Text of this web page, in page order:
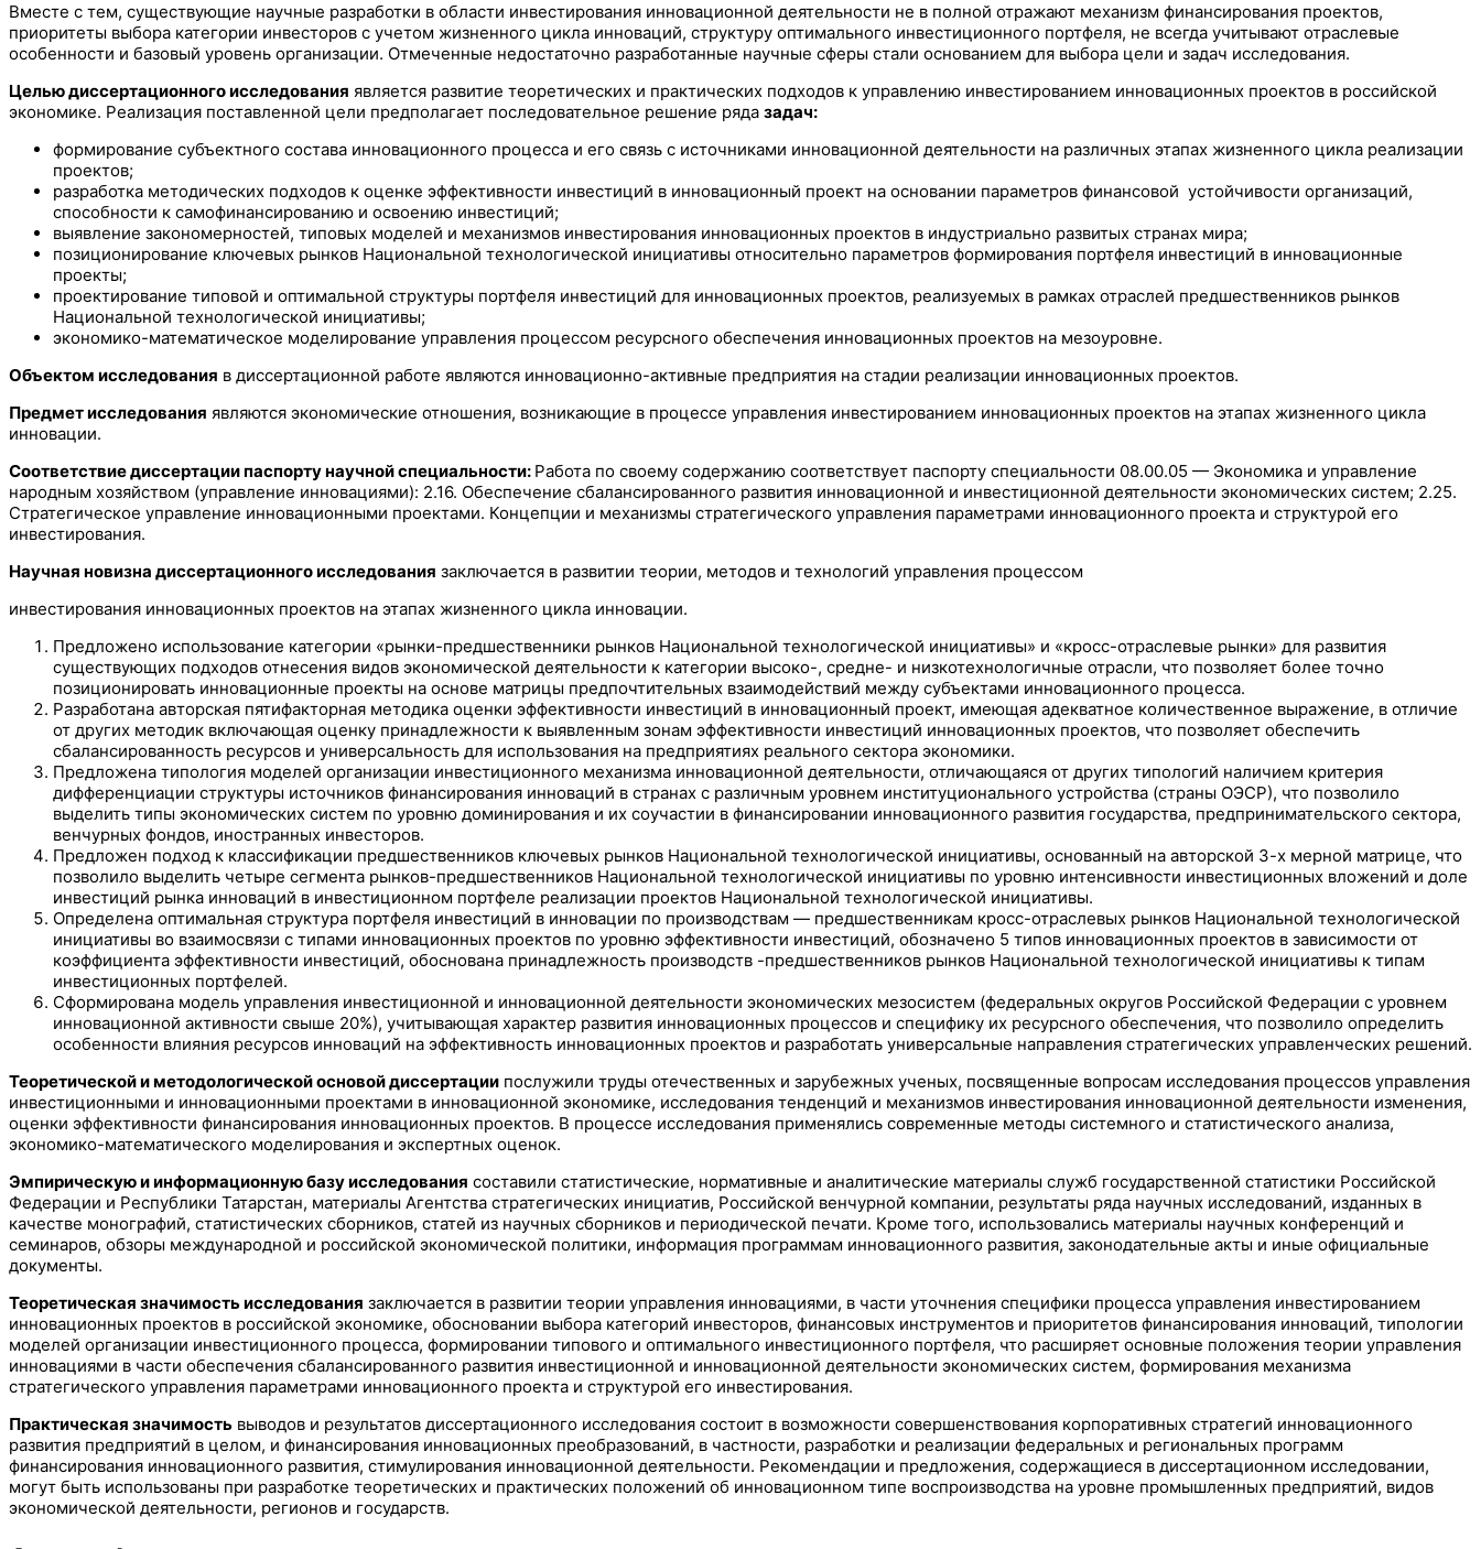
Вместе с тем, существующие научные разработки в области инвестирования инновационной деятельности не в полной отражают механизм финансирования проектов,
приоритеты выбора категории инвесторов с учетом жизненного цикла инноваций, структуру оптимального инвестиционного портфеля, не всегда учитывают отраслевые
особенности и базовый уровень организации. Отмеченные недостаточно разработанные научные сферы стали основанием для выбора цели и задач исследования.
Целью диссертационного исследования является развитие теоретических и практических подходов к управлению инвестированием инновационных проектов в российской
экономике. Реализация поставленной цели предполагает последовательное решение ряда задач:
формирование субъектного состава инновационного процесса и его связь с источниками инновационной деятельности на различных этапах жизненного цикла реализации
проектов;
разработка методических подходов к оценке эффективности инвестиций в инновационный проект на основании параметров финансовой устойчивости организаций,
способности к самофинансированию и освоению инвестиций;
выявление закономерностей, типовых моделей и механизмов инвестирования инновационных проектов в индустриально развитых странах мира;
позиционирование ключевых рынков Национальной технологической инициативы относительно параметров формирования портфеля инвестиций в инновационные
проекты;
проектирование типовой и оптимальной структуры портфеля инвестиций для инновационных проектов, реализуемых в рамках отраслей предшественников рынков
Национальной технологической инициативы;
экономико-математическое моделирование управления процессом ресурсного обеспечения инновационных проектов на мезоуровне.
Объектом исследования в диссертационной работе являются инновационно-активные предприятия на стадии реализации инновационных проектов.
Предмет исследования являются экономические отношения, возникающие в процессе управления инвестированием инновационных проектов на этапах жизненного цикла
инновации.
Соответствие диссертации паспорту научной специальности: Работа по своему содержанию соответствует паспорту специальности 08.00.05 — Экономика и управление
народным хозяйством (управление инновациями): 2.16. Обеспечение сбалансированного развития инновационной и инвестиционной деятельности экономических систем; 2.25.
Стратегическое управление инновационными проектами. Концепции и механизмы стратегического управления параметрами инновационного проекта и структурой его
инвестирования.
Научная новизна диссертационного исследования заключается в развитии теории, методов и технологий управления процессом
инвестирования инновационных проектов на этапах жизненного цикла инновации.
Предложено использование категории «рынки-предшественники рынков Национальной технологической инициативы» и «кросс-отраслевые рынки» для развития
существующих подходов отнесения видов экономической деятельности к категории высоко-, средне- и низкотехнологичные отрасли, что позволяет более точно
позиционировать инновационные проекты на основе матрицы предпочтительных взаимодействий между субъектами инновационного процесса.
Разработана авторская пятифакторная методика оценки эффективности инвестиций в инновационный проект, имеющая адекватное количественное выражение, в отличие
от других методик включающая оценку принадлежности к выявленным зонам эффективности инвестиций инновационных проектов, что позволяет обеспечить
сбалансированность ресурсов и универсальность для использования на предприятиях реального сектора экономики.
Предложена типология моделей организации инвестиционного механизма инновационной деятельности, отличающаяся от других типологий наличием критерия
дифференциации структуры источников финансирования инноваций в странах с различным уровнем институционального устройства (страны ОЭСР), что позволило
выделить типы экономических систем по уровню доминирования и их соучастии в финансировании инновационного развития государства, предпринимательского сектора,
венчурных фондов, иностранных инвесторов.
Предложен подход к классификации предшественников ключевых рынков Национальной технологической инициативы, основанный на авторской 3-х мерной матрице, что
позволило выделить четыре сегмента рынков-предшественников Национальной технологической инициативы по уровню интенсивности инвестиционных вложений и доле
инвестиций рынка инноваций в инвестиционном портфеле реализации проектов Национальной технологической инициативы.
Определена оптимальная структура портфеля инвестиций в инновации по производствам — предшественникам кросс-отраслевых рынков Национальной технологической
инициативы во взаимосвязи с типами инновационных проектов по уровню эффективности инвестиций, обозначено 5 типов инновационных проектов в зависимости от
коэффициента эффективности инвестиций, обоснована принадлежность производств -предшественников рынков Национальной технологической инициативы к типам
инвестиционных портфелей.
Сформирована модель управления инвестиционной и инновационной деятельности экономических мезосистем (федеральных округов Российской Федерации с уровнем
инновационной активности свыше 20%), учитывающая характер развития инновационных процессов и специфику их ресурсного обеспечения, что позволило определить
особенности влияния ресурсов инноваций на эффективность инновационных проектов и разработать универсальные направления стратегических управленческих решений.
Теоретической и методологической основой диссертации послужили труды отечественных и зарубежных ученых, посвященные вопросам исследования процессов управления
инвестиционными и инновационными проектами в инновационной экономике, исследования тенденций и механизмов инвестирования инновационной деятельности изменения,
оценки эффективности финансирования инновационных проектов. В процессе исследования применялись современные методы системного и статистического анализа,
экономико-математического моделирования и экспертных оценок.
Эмпирическую и информационную базу исследования составили статистические, нормативные и аналитические материалы служб государственной статистики Российской
Федерации и Республики Татарстан, материалы Агентства стратегических инициатив, Российской венчурной компании, результаты ряда научных исследований, изданных в
качестве монографий, статистических сборников, статей из научных сборников и периодической печати. Кроме того, использовались материалы научных конференций и
семинаров, обзоры международной и российской экономической политики, информация программам инновационного развития, законодательные акты и иные официальные
документы.
Теоретическая значимость исследования заключается в развитии теории управления инновациями, в части уточнения специфики процесса управления инвестированием
инновационных проектов в российской экономике, обосновании выбора категорий инвесторов, финансовых инструментов и приоритетов финансирования инноваций, типологии
моделей организации инвестиционного процесса, формировании типового и оптимального инвестиционного портфеля, что расширяет основные положения теории управления
инновациями в части обеспечения сбалансированного развития инвестиционной и инновационной деятельности экономических систем, формирования механизма
стратегического управления параметрами инновационного проекта и структурой его инвестирования.
Практическая значимость выводов и результатов диссертационного исследования состоит в возможности совершенствования корпоративных стратегий инновационного
развития предприятий в целом, и финансирования инновационных преобразований, в частности, разработки и реализации федеральных и региональных программ
финансирования инновационного развития, стимулирования инновационной деятельности. Рекомендации и предложения, содержащиеся в диссертационном исследовании,
могут быть использованы при разработке теоретических и практических положений об инновационном типе воспроизводства на уровне промышленных предприятий, видов
экономической деятельности, регионов и государств.